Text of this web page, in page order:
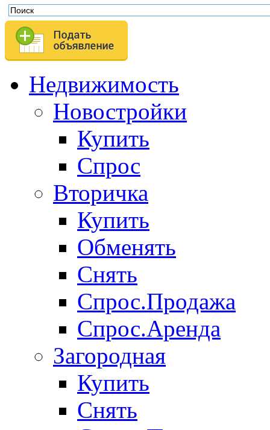
Недвижимость
Новостройки
Купить
Спрос
Вторичка
Купить
Обменять
Снять
Спрос.Продажа
Спрос.Аренда
Загородная
Купить
Снять